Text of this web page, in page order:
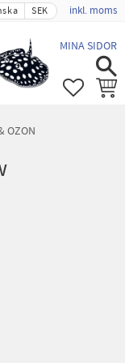
SEK inkl. moms
MINA SIDOR
OZON